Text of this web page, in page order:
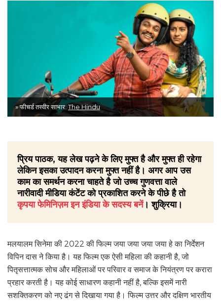
» फीचर्ड तस्वीर साभार:The Hindu
प्रिय पाठक, यह लेख पढ़ने के लिए मुफ्त है और मुफ्त ही रहेगा
लेकिन इसका उत्पादन करना मुफ्त नहीं है। अगर आप उस
काम का समर्थन करना चाहते है जो उच्च गुणवत्ता वाले
नारीवादी मीडिया कंटेंट को प्रकाशित करने के पीछे है तो
कृपया फेमिनिज़म इन इंडिया के सदस्य बनें। शुक्रिया।
मलयालम सिनेमा की 2022 की फिल्म जया जया जया जया हे का निर्देशन
विपिन दास ने किया है। यह फिल्म एक ऐसी महिला की कहानी है, जो
पितृसत्तात्मक सोच और महिलाओं पर परिवार व समाज के नियंत्रण पर करारा
प्रहार करती है। यह कोई साधारण कहानी नहीं है, बल्कि इसमें नारी
सशक्तिकरण को नए ढंग से दिखाया गया है। फिल्म उत्तर और दक्षिण भारतीय